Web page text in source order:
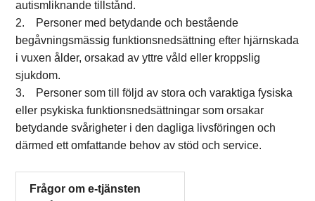
autismliknande tillstånd.
2. Personer med betydande och bestående
begåvningsmässig funktionsnedsättning efter hjärnskada
i vuxen ålder, orsakad av yttre våld eller kroppslig
sjukdom.
3. Personer som till följd av stora och varaktiga fysiska
eller psykiska funktionsnedsättningar som orsakar
betydande svårigheter i den dagliga livsföringen och
därmed ett omfattande behov av stöd och service.
Frågor om e-tjänsten